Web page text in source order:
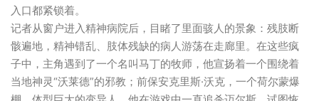
入口都紧锁着。
记者从窗户进入精神病院后，目睹了里面骇人的景象：残肢断
骸遍地，精神错乱、肢体残缺的病人游荡在走廊里。在这些疯
子中，主角遇到了一个名叫马丁的牧师，他宣扬着一个围绕着
当地神灵“沃莱德”的邪教；前保安克里斯·沃克，一个荷尔蒙爆